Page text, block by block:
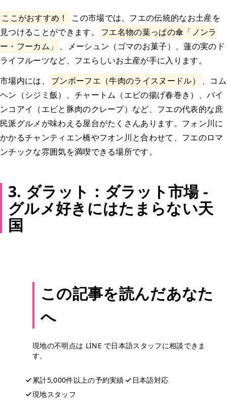
ここがおすすめ！
この市場では、フエの伝統的なお土産を
見つけることができます。
フエ名物の葉っぱの傘「ノンラ
ー・フーカム」
、メーシュン（ゴマのお菓子）、蓮の実のド
ライフルーツなど、フエらしいお土産が手に入ります。
市場内には、
ブンボーフエ（牛肉のライスヌードル）
、コム
ヘン（シジミ飯）、チャートム（エビの揚げ春巻き）、バイ
ンコアイ（エビと豚肉のクレープ）など、フエの代表的な庶
民派グルメが味わえる屋台がたくさんあります。フォン川に
かかるチャンティエン橋やフオン川と合わせて、フエのロマ
ンチックな雰囲気を満喫できる場所です。
3. ダラット：ダラット市場 -
グルメ好きにはたまらない天
国
この記事を読んだあなた
へ
現地の不明点は LINE で日本語スタッフに相談できま
す。
累計5,000件以上の予約実績
日本語対応
現地スタッフ